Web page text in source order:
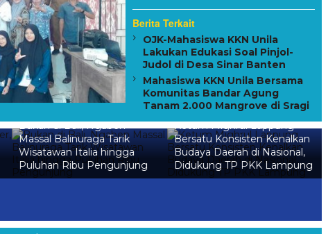
Berita Terkait
OJK-Mahasiswa KKN Unila
Lakukan Edukasi Soal Pinjol-
Judol di Desa Sinar Banten
Mahasiswa KKN Unila Bersama
Komunitas Bandar Agung
Tanam 2.000 Mangrove di Sragi
Bukan di Bali, Ngaben
Massal Balinuraga Tarik
Wisatawan Italia hingga
Puluhan Ribu Pengunjung
Ketum Mighrul Lappung
Bersatu Konsisten Kenalkan
Budaya Daerah di Nasional,
Didukung TP PKK Lampung